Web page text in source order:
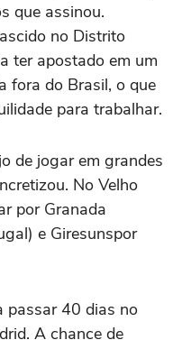
que assinou.
no Distrito
ter apostado em um
fora do Brasil, o que
para trabalhar.
de jogar em grandes
No Velho
por Granada
e Giresunspor
passar 40 dias no
A chance de